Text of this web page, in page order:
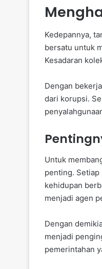
Kedepannya,
bersatu untuk
Kesadaran
Dengan
dari korupsi.
Untuk
penting.
kehidupan
menjadi agen
Dengan
menjadi
pemerintahan